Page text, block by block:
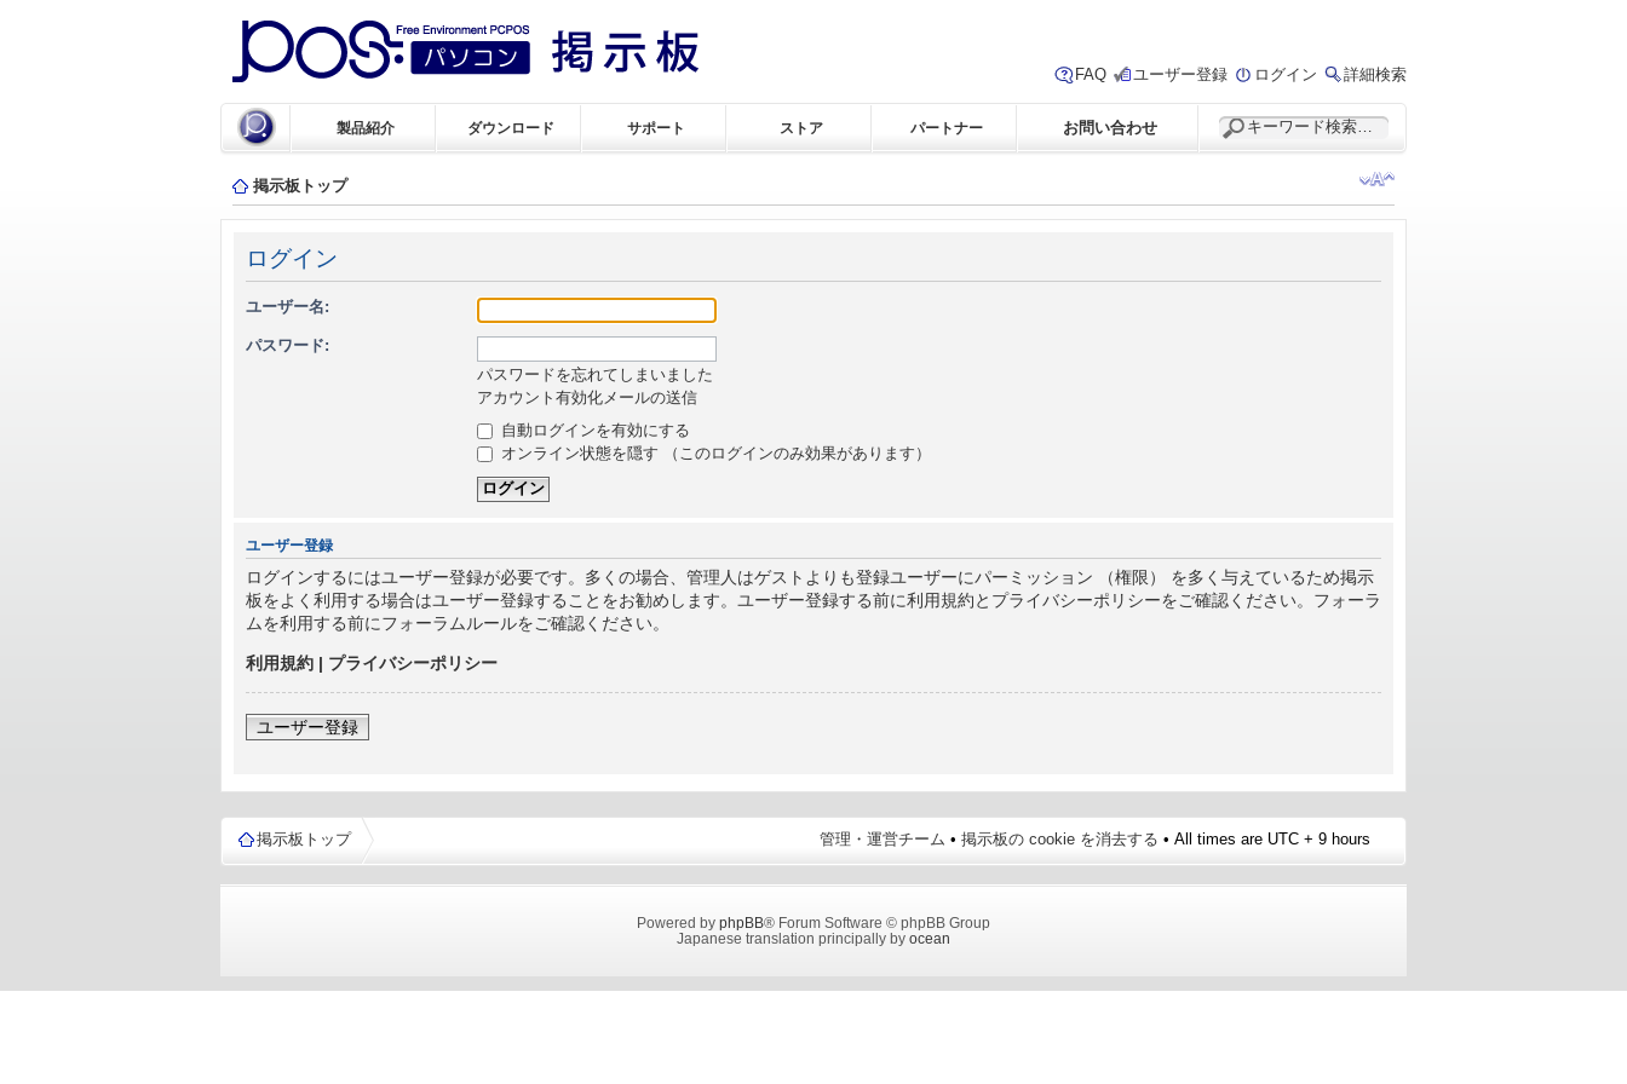
FAQ ユーザー登録 ログイン 詳細検索
製品紹介 ダウンロード サポート ストア パートナー お問い合わせ
掲示板トップ
ログイン
ユーザー名:
パスワード:
パスワードを忘れてしまいました
アカウント有効化メールの送信
自動ログインを有効にする
オンライン状態を隠す （このログインのみ効果があります）
ユーザー登録
ログインするにはユーザー登録が必要です。多くの場合、管理人はゲストよりも登録ユーザーにパーミッション （権限） を多く与えているため掲示
板をよく利用する場合はユーザー登録することをお勧めします。ユーザー登録する前に利用規約とプライバシーポリシーをご確認ください。フォーラ
ムを利用する前にフォーラムルールをご確認ください。
利用規約 | プライバシーポリシー
ユーザー登録
掲示板トップ 管理・運営チーム • 掲示板の cookie を消去する • All times are UTC + 9 hours
Powered by phpBB® Forum Software © phpBB Group
Japanese translation principally by ocean